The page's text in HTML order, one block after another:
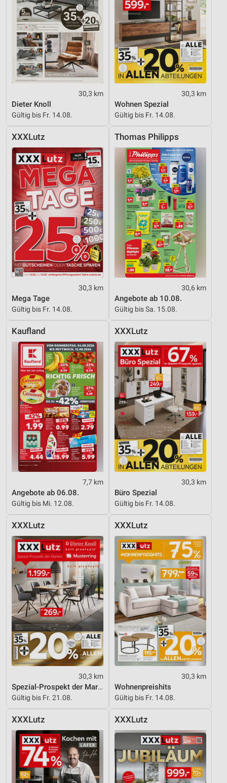
30,3 km
Dieter Knoll
Gültig bis Fr. 14.08.
30,3 km
Wohnen Spezial
Gültig bis Fr. 14.08.
XXXLutz
30,3 km
Mega Tage
Gültig bis Fr. 14.08.
Thomas Philipps
30,6 km
Angebote ab 10.08.
Gültig bis Sa. 15.08.
Kaufland
7,7 km
Angebote ab 06.08.
Gültig bis Mi. 12.08.
XXXLutz
30,3 km
Büro Spezial
Gültig bis Fr. 14.08.
XXXLutz
30,3 km
Spezial-Prospekt der Marken
Gültig bis Fr. 21.08.
XXXLutz
30,3 km
Wohnenpreishits
Gültig bis Fr. 14.08.
XXXLutz XXXLutz